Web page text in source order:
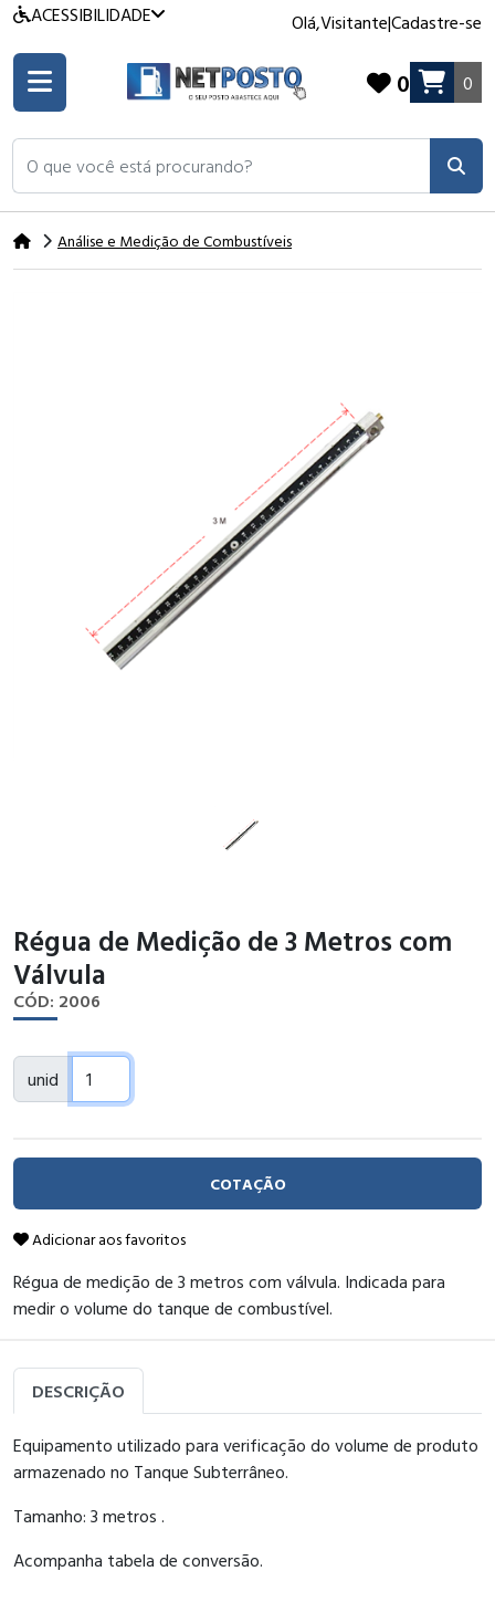
ACESSIBILIDADE Olá,Visitante|Cadastre-se
O que você está procurando?
0 0
Análise e Medição de Combustíveis
Régua de Medição de 3 Metros com
Válvula
CÓD: 2006
unid
COTAÇÃO
Adicionar aos favoritos
Régua de medição de 3 metros com válvula. Indicada para
medir o volume do tanque de combustível.
DESCRIÇÃO
Equipamento utilizado para verificação do volume de produto
armazenado no Tanque Subterrâneo.
Tamanho: 3 metros .
Acompanha tabela de conversão.